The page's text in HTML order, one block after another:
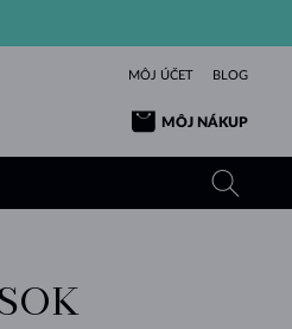
MÔJ ÚČET BLOG
MÔJ NÁKUP